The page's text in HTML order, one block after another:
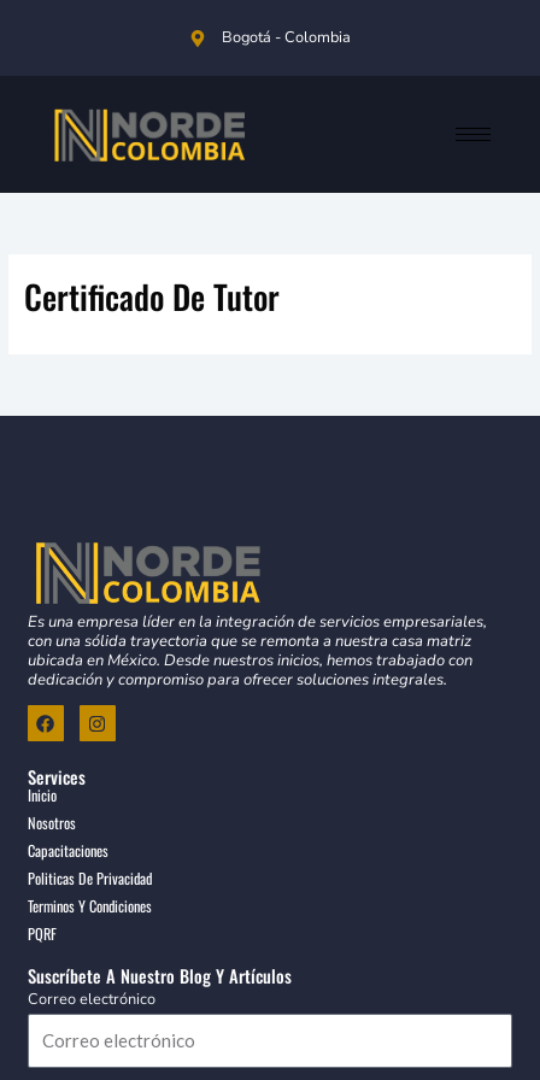
Bogotá - Colombia
Certificado De Tutor
Es una empresa líder en la integración de servicios empresariales,
con una sólida trayectoria que se remonta a nuestra casa matriz
ubicada en México. Desde nuestros inicios, hemos trabajado con
dedicación y compromiso para ofrecer soluciones integrales.
F
a
c
b
o
o
I
n
s
m
Services
Inicio
Nosotros
Capacitaciones
Politicas De Privacidad
Terminos Y Condiciones
PQRF
Suscríbete A Nuestro Blog Y Artículos
Correo electrónico